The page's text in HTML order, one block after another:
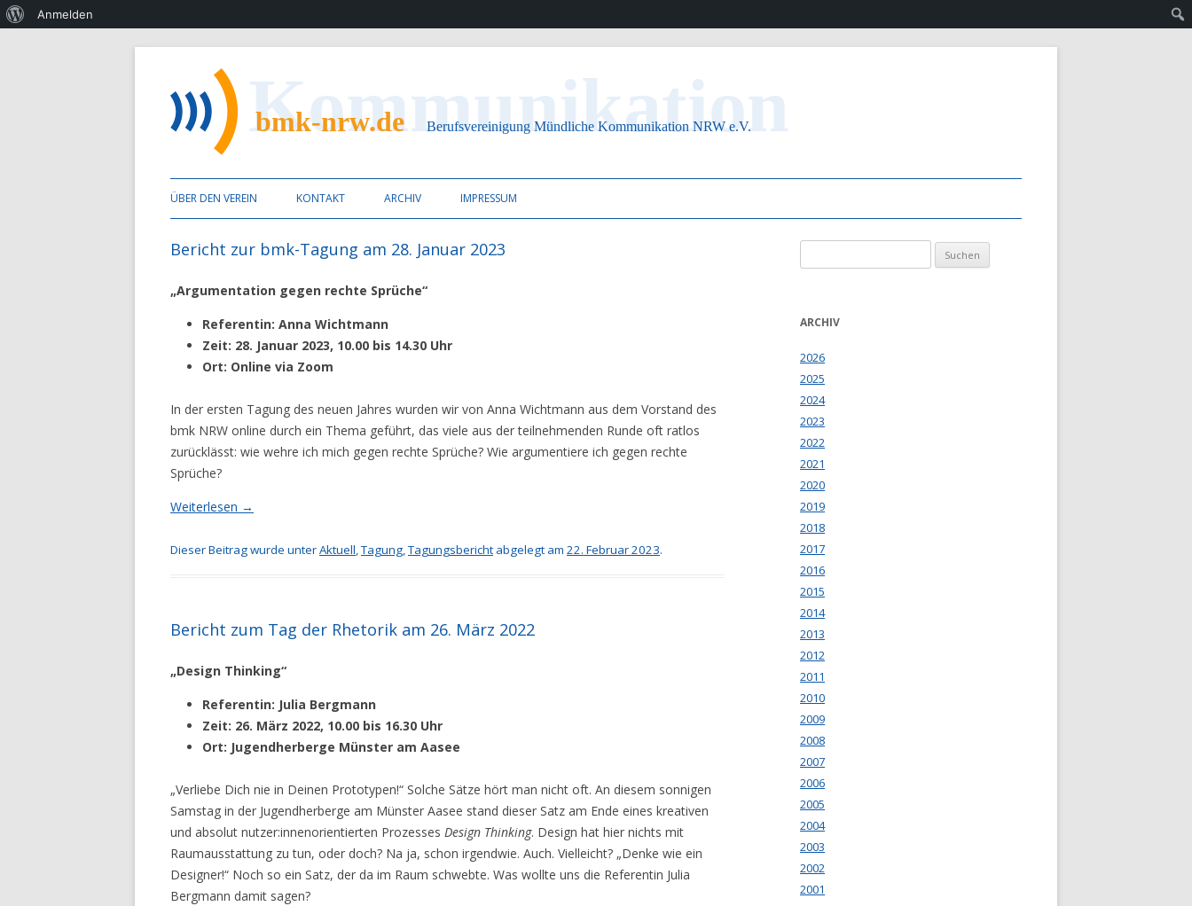
bmk nrw
Berufsvereinigung Mündliche Kommunikation NRW e.V.
Zum Inhalt springen
ÜBER DEN VEREIN
VORSTAND
KONTAKT ARCHIV IMPRESSUM
Bericht zur bmk-Tagung am 28. Januar 2023
„Argumentation gegen rechte Sprüche“
Referentin: Anna Wichtmann
Zeit: 28. Januar 2023, 10.00 bis 14.30 Uhr
Ort: Online via Zoom
In der ersten Tagung des neuen Jahres wurden wir von Anna Wichtmann aus dem Vorstand des
bmk NRW online durch ein Thema geführt, das viele aus der teilnehmenden Runde oft ratlos
zurücklässt: wie wehre ich mich gegen rechte Sprüche? Wie argumentiere ich gegen rechte
Sprüche?
Weiterlesen →
Dieser Beitrag wurde unterAktuell,Tagung,Tagungsbericht abgelegt am 22. Februar 2023.
Bericht zum Tag der Rhetorik am 26. März 2022
„Design Thinking“
Referentin: Julia Bergmann
Zeit: 26. März 2022, 10.00 bis 16.30 Uhr
Ort: Jugendherberge Münster am Aasee
„Verliebe Dich nie in Deinen Prototypen!“ Solche Sätze hört man nicht oft. An diesem sonnigen
Samstag in der Jugendherberge am Münster Aasee stand dieser Satz am Ende eines kreativen
und absolut nutzer:innenorientierten Prozesses Design Thinking. Design hat hier nichts mit
Raumausstattung zu tun, oder doch? Na ja, schon irgendwie. Auch. Vielleicht? „Denke wie ein
Designer!“ Noch so ein Satz, der da im Raum schwebte. Was wollte uns die Referentin Julia
Bergmann damit sagen?
nach:
ARCHIV
2026
2025
2024
2023
2022
2021
2020
2019
2018
2017
2016
2015
2014
2013
2012
2011
2010
2009
2008
2007
2006
2005
2004
2003
2002
2001
Über
Anmelden